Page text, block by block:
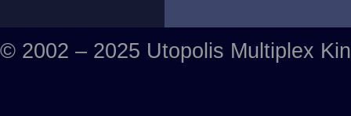
© 2002 – 2025 Utopolis Multiplex